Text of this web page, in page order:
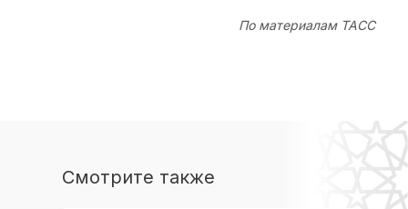
По материалам ТАСС
Смотрите также